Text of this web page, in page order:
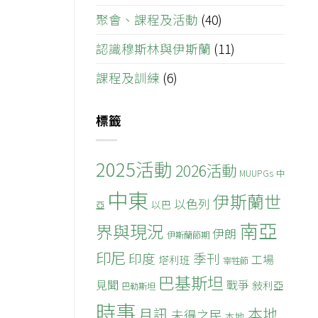
聚會、課程及活動 (40)
認識穆斯林與伊斯蘭 (11)
課程及訓練 (6)
標籤
2025活動 2026活動 MUUPGs 中
亞 中東 以巴 以色列 伊斯蘭世
界與現況 伊斯蘭節期 伊朗 南亞
印尼 印度 塔利班 季刊 宰牲節 工場
見聞 巴勒斯坦 巴基斯坦 戰爭 敍利亞
時事 月訊 未得之民 本地